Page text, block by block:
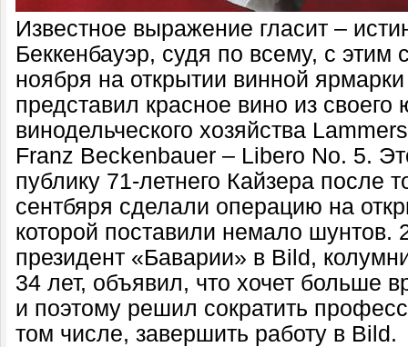
Известное выражение гласит –
Беккенбауэр, судя по всему, с этим
ноября на открытии винной
представил красное вино из
винодельческого хозяйства
Franz Beckenbauer – Libero No. 5.
публику 71-летнего Кайзера после
сентбяря сделали операцию на
которой поставили немало шунтов.
президент «Баварии» в Bild,
34 лет, объявил, что хочет больше
и поэтому решил сократить
том числе, завершить работу в Bild.